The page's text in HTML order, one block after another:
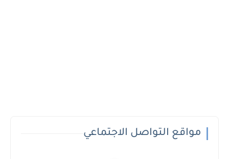
مواقع التواصل الاجتماعي